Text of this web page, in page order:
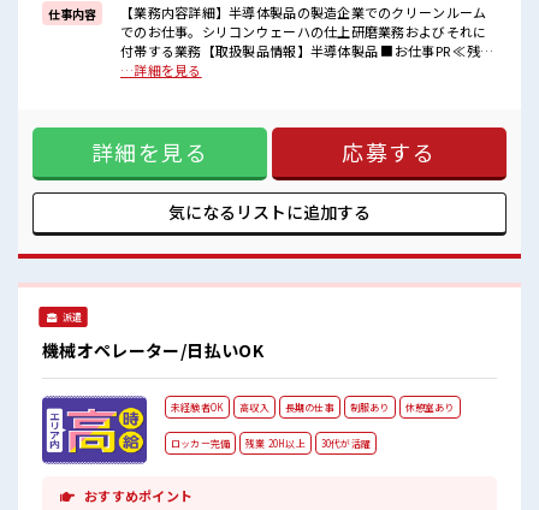
■職場の雰囲気
休憩室で自分タイム！
のんびりスマホチェック♪
残業がしっかりあるお仕事！
高収入もバッチリ目指せますよ！
仕事内容
【業務内容詳細】半導体製品の製造企業でのクリーンルーム
でのお仕事。シリコンウェーハの仕上研磨業務およびそれに
付帯する業務【取扱製品情報】半導体製品 ■お仕事PR ≪残業
で稼げる≫ 高収入を希望される方にオススメ。 残業は月20時
う≫ 新しいことにチャレンジするのは不安だけど、 しっかり
働く環境が整っています！ イチからスキルUP・ステップUP
目指していきましょう！ ≪自分に向いている仕事が探せる≫
困った事などがあれば、 担当がしっかりサポートします！ ■
職場の雰囲気 休憩室で自分タイム！ のんびりスマホチェック
♪ ロッカーあり！ 安心してお仕事に集中♪ 残業がしっかりあ
…詳細を見る
詳細を見る 応募する
気になるリストに追加する
派遣
機械オペレーター/日払いOK
未経験者OK 高収入 長期の仕事 制服あり 休憩室あり
ロッカー完備 残業 20H以上 30代が活躍
おすすめポイント